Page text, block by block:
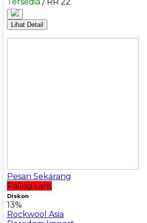
Lihat Detail
Pesan Sekarang
Paling Laris
Diskon
13%
Rockwool Asia